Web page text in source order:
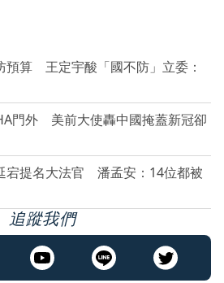
預算 王定宇酸「國不防」立委：
門外 美前大使轟中國掩蓋新冠卻
宕提名大法官 潘孟安：14位都被
追蹤我們